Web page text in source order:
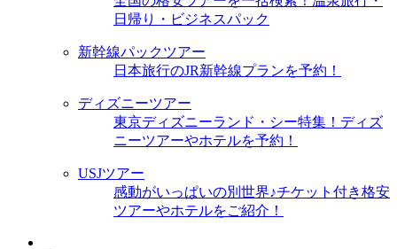
日帰り・ビジネスパック
新幹線パックツアー
日本旅行のJR新幹線プランを予約！
ディズニーツアー
東京ディズニーランド・シー特集！ディズ
ニーツアーやホテルを予約！
USJツアー
感動がいっぱいの別世界♪チケット付き格安
ツアーやホテルをご紹介！